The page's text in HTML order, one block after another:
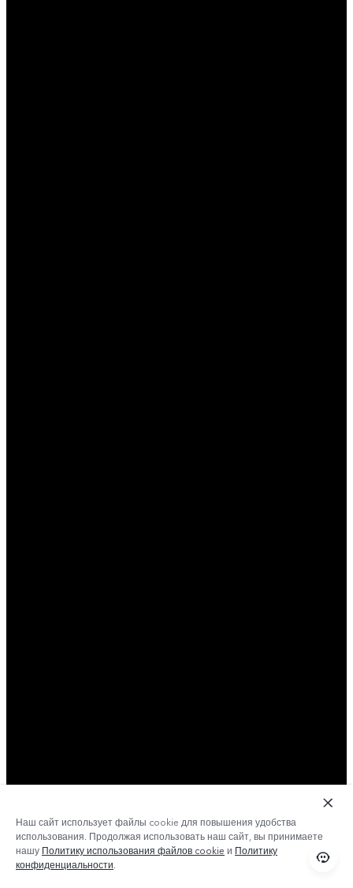
Наш сайт использует файлы cookie для повышения удобства
использования. Продолжая использовать наш сайт, вы принимаете
нашу Политику использования файлов cookie и Политику
конфиденциальности.